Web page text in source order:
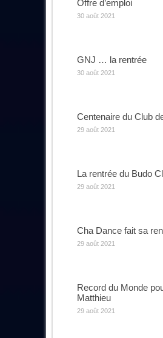
Offre d’emploi
30 août 2021
GNJ … la rentrée
30 août 2021
Centenaire du Club
29 août 2021
La rentrée du Budo
29 août 2021
Cha Dance fait sa
29 août 2021
Record du Monde
Matthieu
29 août 2021